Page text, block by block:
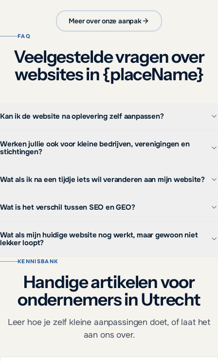
Meer over onze aanpak
FAQ
Veelgestelde vragen over
websites in {placeName}
Kan ik de website na oplevering zelf aanpassen?
Werken jullie ook voor kleine bedrijven, verenigingen en
stichtingen?
Wat als ik na een tijdje iets wil veranderen aan mijn website?
Wat is het verschil tussen SEO en GEO?
Wat als mijn huidige website nog werkt, maar gewoon niet
lekker loopt?
KENNISBANK
Handige artikelen voor
ondernemers in Utrecht
Leer hoe je zelf kleine aanpassingen doet, of laat het
aan ons over.